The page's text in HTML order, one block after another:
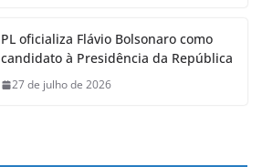
PL oficializa Flávio Bolsonaro como
candidato à Presidência da República
27 de julho de 2026